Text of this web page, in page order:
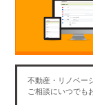
不動産・ リノベー
ご相談にいつでも